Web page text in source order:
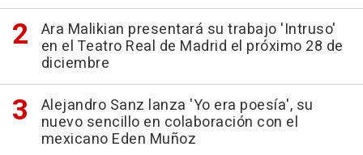
Ara Malikian presentará su trabajo 'Intruso'
en el Teatro Real de Madrid el próximo 28 de
diciembre
Alejandro Sanz lanza 'Yo era poesía', su
nuevo sencillo en colaboración con el
mexicano Eden Muñoz